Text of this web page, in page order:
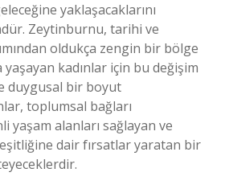
yaklaşacaklarını
Zeytinburnu, tarihi ve
oldukça zengin bir bölge
kadınlar için bu değişim
duygusal bir boyut
toplumsal bağları
yaşam alanları sağlayan ve
dair fırsatlar yaratan bir